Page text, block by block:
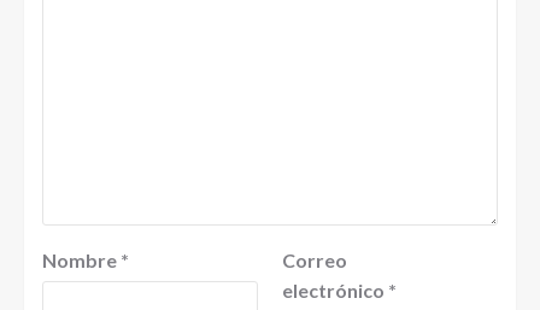
Nombre *
Correo
electrónico *